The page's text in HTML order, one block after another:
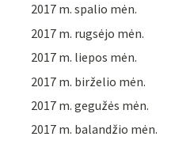
2017 m. spalio mėn.
2017 m. rugsėjo mėn.
2017 m. liepos mėn.
2017 m. birželio mėn.
2017 m. gegužės mėn.
2017 m. balandžio mėn.